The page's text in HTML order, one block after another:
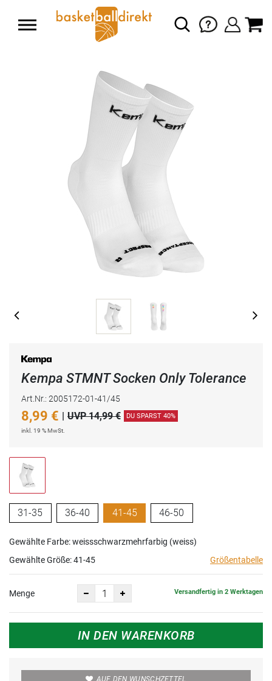
Kempa STMNT Socken Only Tolerance
Art.Nr.: 2005172-01-41/45
8,99 € | UVP 14,99 € DU SPARST 40%
inkl. 19 % MwSt.
31-35 36-40 41-45 46-50
Gewählte Farbe: weissschwarzmehrfarbig (weiss)
Gewählte Größe:41-45 Größentabelle
Menge Versandfertig in 2 Werktagen
IN DEN WARENKORB